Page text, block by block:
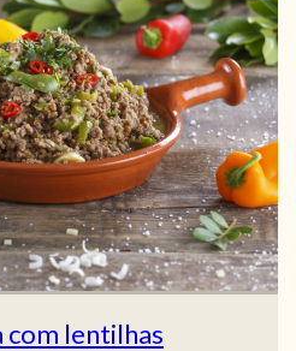
com lentilhas